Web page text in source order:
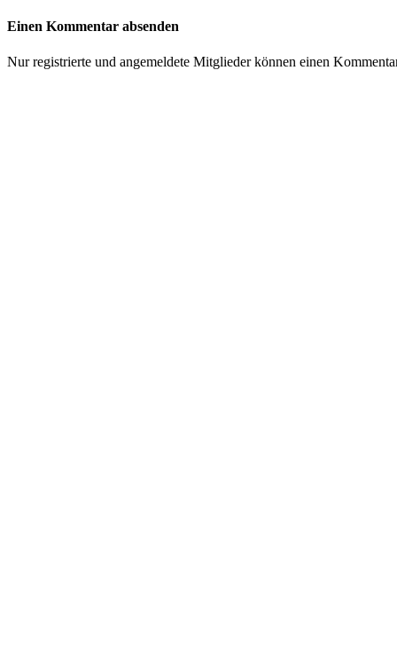
Einen Kommentar absenden
Nur registrierte und angemeldete Mitglieder können einen